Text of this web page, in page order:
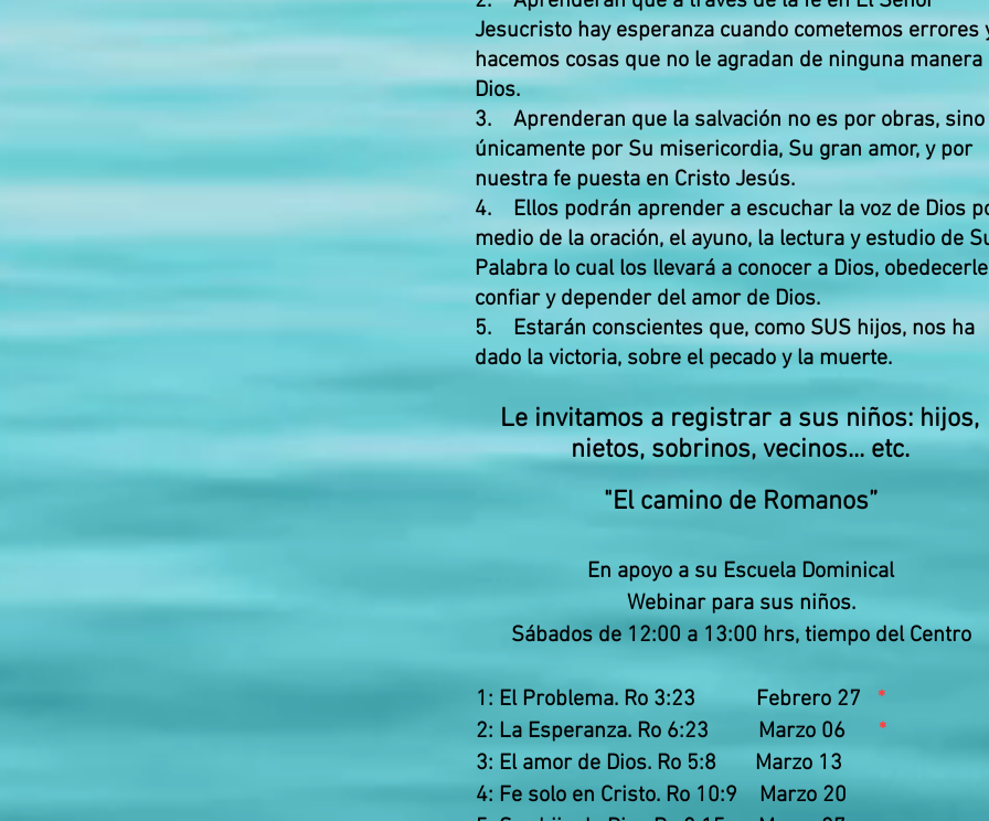
Jesucristo hay esperanza cuando cometemos errores
hacemos cosas que no le agradan de ninguna manera
Dios.
3. Aprenderan que la salvación no es por obras, sino
únicamente por Su misericordia, Su gran amor, y por
nuestra fe puesta en Cristo Jesús.
4. Ellos podrán aprender a escuchar la voz de Dios
medio de la oración, el ayuno, la lectura y estudio de
Palabra lo cual los llevará a conocer a Dios,
confiar y depender del amor de Dios.
5. Estarán conscientes que, como SUS hijos, nos ha
dado la victoria, sobre el pecado y la muerte.
Le invitamos a registrar a sus niños: hijos,
nietos, sobrinos, vecinos... etc.
"El camino de Romanos”
En apoyo a su Escuela Dominical
Webinar para sus niños.
Sábados de 12:00 a 13:00 hrs, tiempo del Centro
1: El Problema. Ro 3:23 Febrero 27 *
2: La Esperanza. Ro 6:23 Marzo 06 *
3: El amor de Dios. Ro 5:8 Marzo 13
4: Fe solo en Cristo. Ro 10:9 Marzo 20